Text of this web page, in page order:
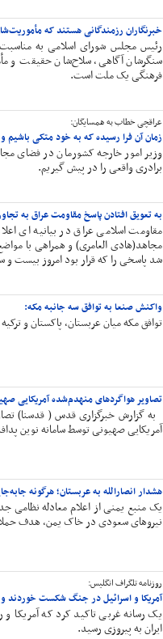
خبرنگاران رزمندگانی هستند که
رئیس مجلس شورای اسلامی به مناسبت
سنگرشان آگاهی، سلاح‌شان حقیقت و
فرهنگی یک ملت است.
عراقچی خطاب به همسایگان:
زمان آن فرا رسیده که به خود متکی باشیم
وزیر امور خارجه کشورمان در فضای
برادری واقعی را در پیش گیریم.
به تعویق افتادن پاسخ مقاومت عراق به
مقاومت اسلامی عراق در بیانیه ای
مجاهد(هادی العامری) و همراهی با
شد پاسخی را که قرار بود امروز بیست
واکنش صنعا به توافق سه جانبه مکه:
توافق مکه میان عربستان، پاکستان و
تصاویر هواگردهای منهدم‌شده آمریکایی
به گزارش خبرگزاری قدس ( قدسنا)
آمریکایی صهیونی توسط سامانه نوین
هشدار انصارالله به عربستان؛ هرگونه
یک منبع یمنی از اعلام معادله نظامی
نیروهای سعودی در خاک یمن، هدف
روزنامه تلگراف انگلیس:
آمریکا و اسرائیل در جنگ شکست خوردند و
یک رسانه غربی تاکید کرد که
ایران به پیروزی رسید.